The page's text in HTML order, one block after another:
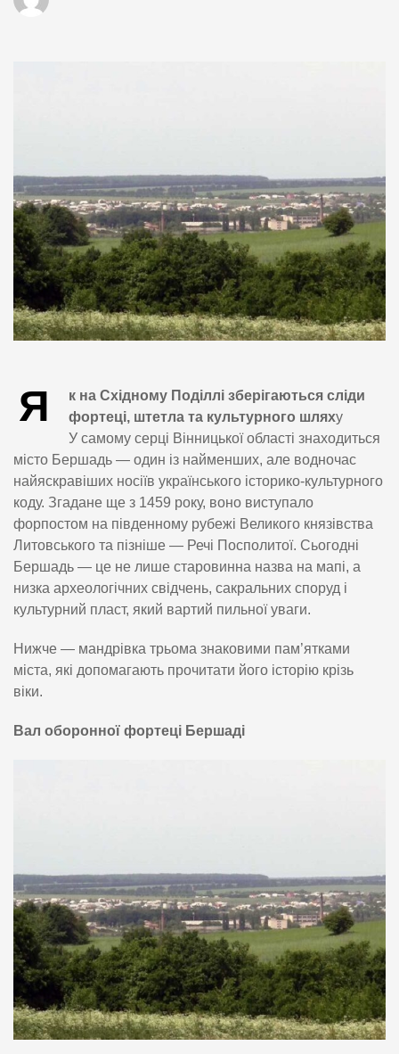
Я
к на Східному Поділлі зберігаються сліди
фортеці, штетла та культурного шляху
У самому серці Вінницької області знаходиться
місто Бершадь — один із найменших, але водночас
найяскравіших носіїв українського історико-культурного
коду. Згадане ще з 1459 року, воно виступало
форпостом на південному рубежі Великого князівства
Литовського та пізніше — Речі Посполитої. Сьогодні
Бершадь — це не лише старовинна назва на мапі, а
низка археологічних свідчень, сакральних споруд і
культурний пласт, який вартий пильної уваги.
Нижче — мандрівка трьома знаковими пам’ятками
міста, які допомагають прочитати його історію крізь
віки.
Вал оборонної фортеці Бершаді